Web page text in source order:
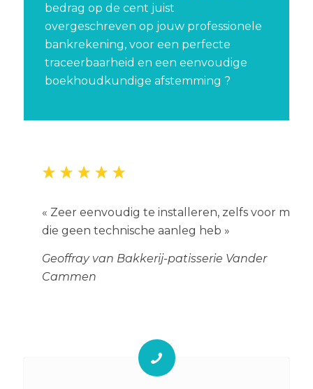
bedrag op de cent juist
overgeschreven op jouw professionele
bankrekening, voor een perfecte
traceerbaarheid en een eenvoudige
boekhoudkundige afstemming ?
« Zeer eenvoudig te installeren, zelfs voor mij
die geen technische aanleg heb »
Geoffray van Bakkerij-patisserie Vander
Cammen